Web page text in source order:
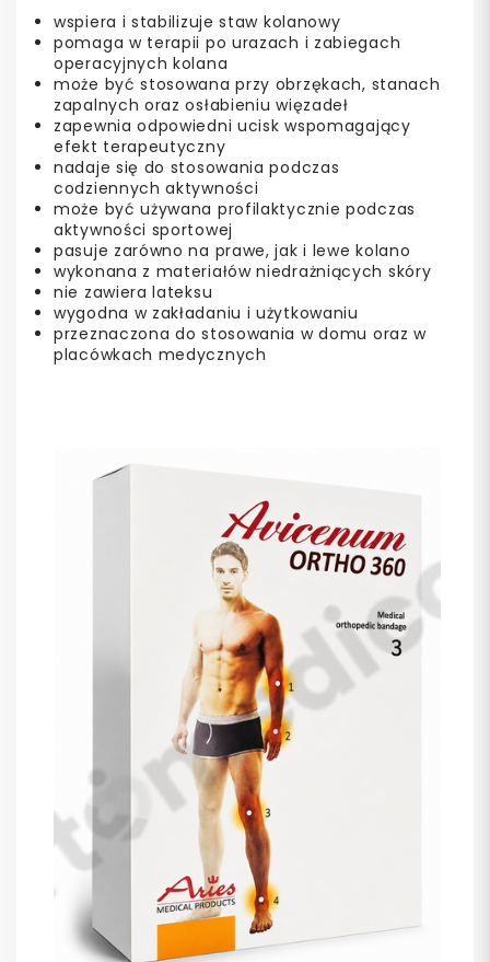
wspiera i stabilizuje staw kolanowy
pomaga w terapii po urazach i zabiegach
operacyjnych kolana
może być stosowana przy obrzękach, stanach
zapalnych oraz osłabieniu więzadeł
zapewnia odpowiedni ucisk wspomagający
efekt terapeutyczny
nadaje się do stosowania podczas
codziennych aktywności
może być używana profilaktycznie podczas
aktywności sportowej
pasuje zarówno na prawe, jak i lewe kolano
wykonana z materiałów niedrażniących skóry
nie zawiera lateksu
wygodna w zakładaniu i użytkowaniu
przeznaczona do stosowania w domu oraz w
placówkach medycznych